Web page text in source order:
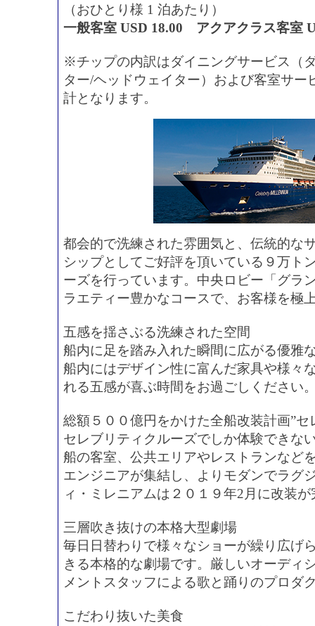
（おひとり様 1 泊あたり）
一般客室 USD 18.00 アクアクラス客室
※チップの内訳はダイニングサービス（
ター/ヘッドウェイター）および客室サ
計となります。
都会的で洗練された雰囲気と、伝統的な
シップとしてご好評を頂いている９万ト
ーズを行っています。中央ロビー「グラ
ラエティー豊かなコースで、お客様を極
五感を揺さぶる洗練された空間
船内に足を踏み入れた瞬間に広がる優雅
船内にはデザイン性に富んだ家具や様々
れる五感が喜ぶ時間をお過ごしください
総額５００億円をかけた全船改装計画”
セレブリティクルーズでしか体験できな
船の客室、公共エリアやレストランなど
エンジニアが集結し、よりモダンでラグ
ィ・ミレニアムは２０１９年2月に改装
三層吹き抜けの本格大型劇場
毎日日替わりで様々なショーが繰り広げ
きる本格的な劇場です。厳しいオーディ
メントスタッフによる歌と踊りのプロダ
こだわり抜いた美食